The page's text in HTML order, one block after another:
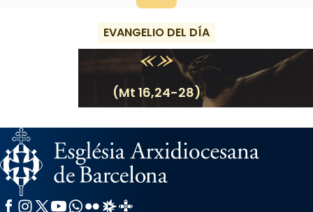
EVANGELIO DEL DÍA
(Mt 16,24-28)
Facebook
Instagram
X / Twitter
YouTube
WhatsApp
FlickrRadio Estel
Catalunya Cristiana